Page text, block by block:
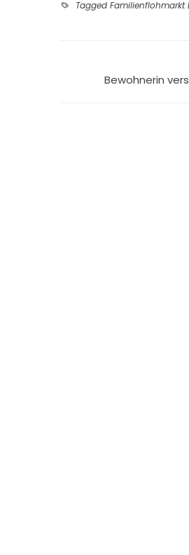
Tagged Familienflohmarkt
Bewohnerin